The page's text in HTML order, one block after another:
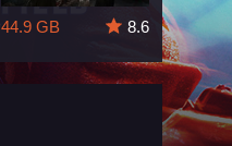
44.9 GB
8.6
164 GB